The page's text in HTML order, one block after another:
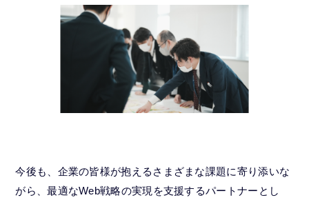
今後も、企業の皆様が抱えるさまざまな課題に寄り添いな
がら、最適なWeb戦略の実現を支援するパートナーとし